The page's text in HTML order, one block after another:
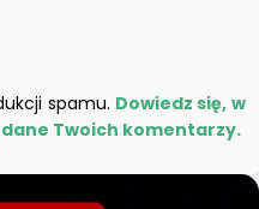
spamu. Dowiedz się, w
Twoich komentarzy.